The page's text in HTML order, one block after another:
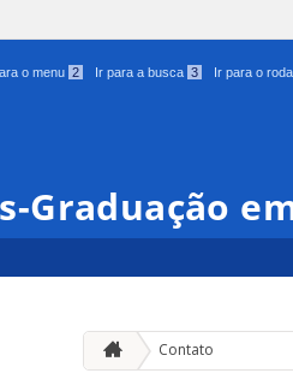
o menu 2 Ir para a busca 3 Ir para o
Graduação
Contato